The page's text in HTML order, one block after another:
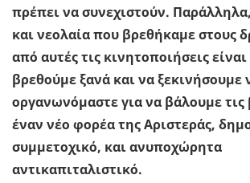
πρέπει να συνεχιστούν.
και νεολαία που βρεθήκαμε στους
από αυτές τις κινητοποιήσεις
βρεθούμε ξανά και να ξεκινήσουμε
οργανωνόμαστε για να βάλουμε τις
έναν νέο φορέα της Αριστεράς,
συμμετοχικό, και ανυποχώρητα
αντικαπιταλιστικό.